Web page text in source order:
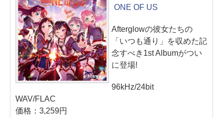
ONE OF US
Afterglowの彼女たちの
「いつも通り」を収めた記
念すべき1st Albumがつい
に登場!
96kHz/24bit
WAV/FLAC
価格：3,259円